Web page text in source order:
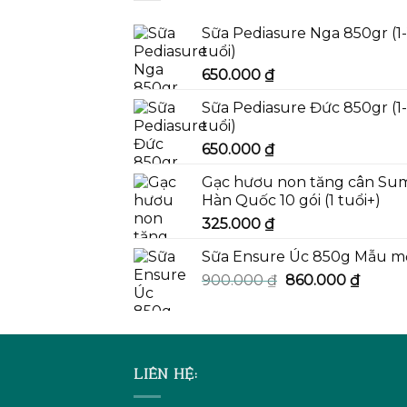
Sữa Pediasure Nga 850gr
tuổi)
650.000 ₫
Sữa Pediasure Đức 850gr (1-
tuổi)
650.000 ₫
Gạc hươu non tăng cân
Hàn Quốc 10 gói (1 tuổi+)
325.000 ₫
Sữa Ensure Úc 850g Mẫu
900.000₫ Giá
900.000 ₫.
860.000 ₫Giá
là:
LIÊN HỆ: